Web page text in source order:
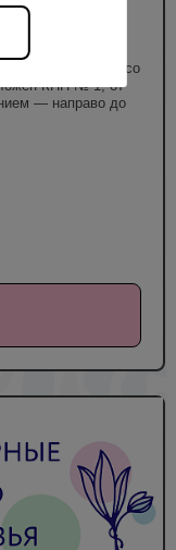
д. 4 ФГБУ "НМИЦ
на Конгресс: со
КПП № 1, от
— направо до